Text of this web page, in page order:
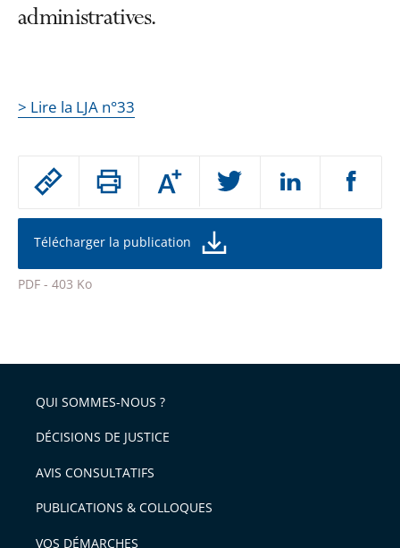
Passer
partage
de
l'article
pour
Augmenter
ou
la
de
police
Télécharger la publication
PDF - 403 Ko
l'article
pour
avant
administratives.
> Lire la LJA n°33
QUI SOMMES-NOUS ?
DÉCISIONS DE JUSTICE
AVIS CONSULTATIFS
PUBLICATIONS & COLLOQUES
VOS DÉMARCHES